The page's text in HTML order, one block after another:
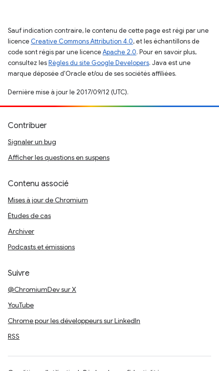
Sauf indication contraire, le contenu de cette page est régi par une
licence Creative Commons Attribution 4.0, et les échantillons de
code sont régis par une licenceApache 2.0. Pour en savoir plus,
consultez lesRègles du site Google Developers. Java est une
marque déposée d'Oracle et/ou de ses sociétés affiliées.
Dernière mise à jour le 2017/09/12 (UTC).
Contribuer
Signaler un bug
Afficher les questions en suspens
Contenu associé
Mises à jour de Chromium
Études de cas
Archiver
Podcasts et émissions
Suivre
@ChromiumDev sur X
YouTube
Chrome pour les développeurs sur LinkedIn
RSS